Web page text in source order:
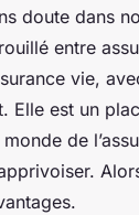
doute dans
entre
vie,
Elle est un
de